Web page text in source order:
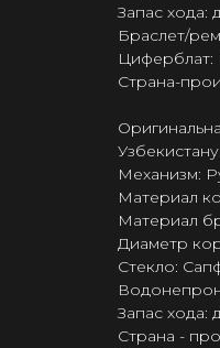
Запас хода:
Браслет/
Циферблат:
Страна-
Узбекистану.
Механизм:
Материал
Материал
Диаметр
Стекло:
Запас хода:
Страна -